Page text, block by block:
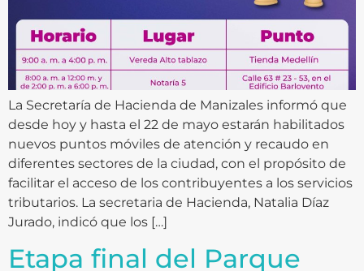
La Secretaría de Hacienda de Manizales informó que
desde hoy y hasta el 22 de mayo estarán habilitados
nuevos puntos móviles de atención y recaudo en
diferentes sectores de la ciudad, con el propósito de
facilitar el acceso de los contribuyentes a los servicios
tributarios. La secretaria de Hacienda, Natalia Díaz
Jurado, indicó que los […]
Etapa final del Parque